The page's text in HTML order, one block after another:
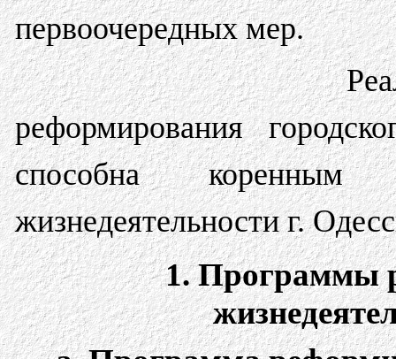
первоочередных мер.
реформирования
способна
жизнедеятельности г.
1. Программы